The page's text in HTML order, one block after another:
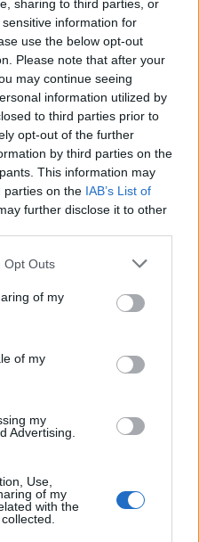
sharing to third parties, or
information for
use the below opt-out
Please note that after your
may continue seeing
information utilized by
to third parties prior to
opt-out of the further
by third parties on the
This information may
parties on the IAB’s List of
further disclose it to other
Opt Outs
of my
of my
my
Advertising.
Use,
of my
with the
01. 11. 21:12
magyarországinál is jóval
:-)
Válasz erre
01. 11. 21:05
01. 11. 21:02
már az ismételgetést, hisz
érdemi hír, változás. Kis